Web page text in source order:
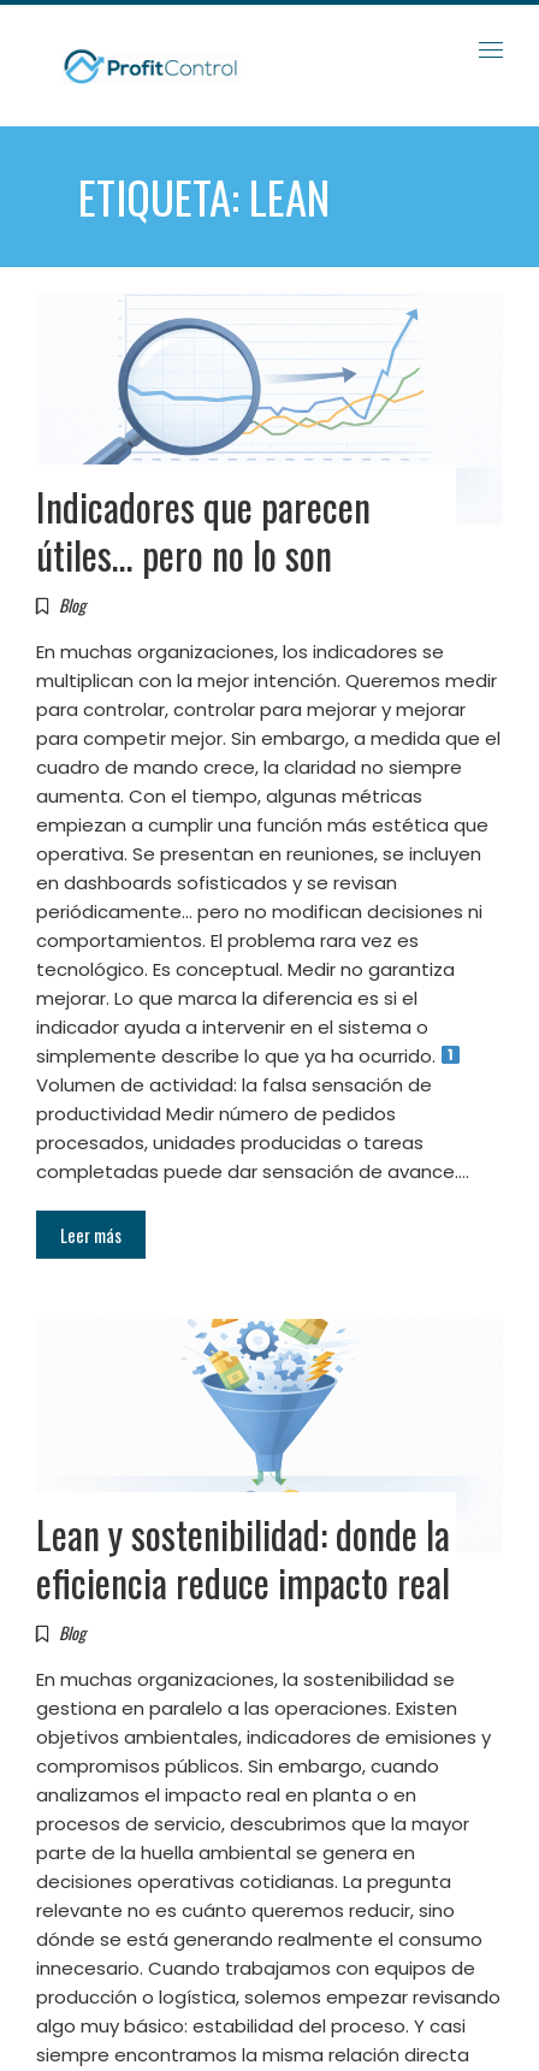
Skip
ETIQUETA: LEAN
Indicadores que parecen
útiles… pero no lo son
Blog
En muchas organizaciones, los indicadores se
multiplican con la mejor intención. Queremos medir
para controlar, controlar para mejorar y mejorar
para competir mejor. Sin embargo, a medida que el
cuadro de mando crece, la claridad no siempre
aumenta. Con el tiempo, algunas métricas
empiezan a cumplir una función más estética que
operativa. Se presentan en reuniones, se incluyen
en dashboards sofisticados y se revisan
periódicamente… pero no modifican decisiones ni
comportamientos. El problema rara vez es
tecnológico. Es conceptual. Medir no garantiza
mejorar. Lo que marca la diferencia es si el
indicador ayuda a intervenir en el sistema o
simplemente describe lo que ya ha ocurrido.
Volumen de actividad: la falsa sensación de
productividad Medir número de pedidos
procesados, unidades producidas o tareas
completadas puede dar sensación de avance.…
Leer más
Lean y sostenibilidad: donde la
eficiencia reduce impacto real
Blog
En muchas organizaciones, la sostenibilidad se
gestiona en paralelo a las operaciones. Existen
objetivos ambientales, indicadores de emisiones y
compromisos públicos. Sin embargo, cuando
analizamos el impacto real en planta o en
procesos de servicio, descubrimos que la mayor
parte de la huella ambiental se genera en
decisiones operativas cotidianas. La pregunta
relevante no es cuánto queremos reducir, sino
dónde se está generando realmente el consumo
innecesario. Cuando trabajamos con equipos de
producción o logística, solemos empezar revisando
algo muy básico: estabilidad del proceso. Y casi
siempre encontramos la misma relación directa